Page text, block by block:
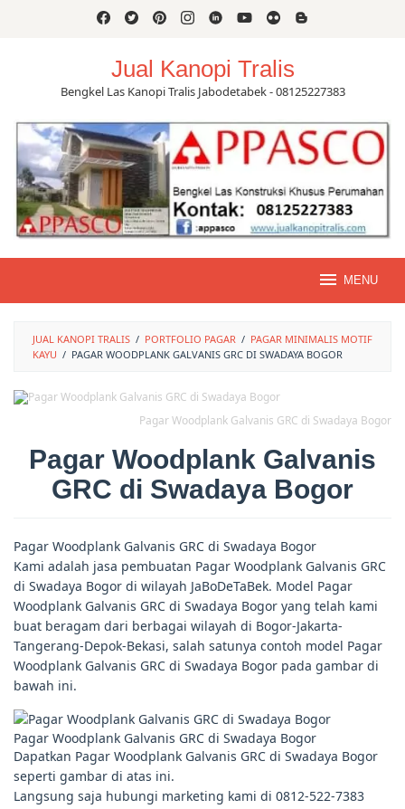
Jual Kanopi Tralis
Bengkel Las Kanopi Tralis Jabodetabek - 08125227383
MENU
JUAL KANOPI TRALIS / PORTFOLIO PAGAR / PAGAR MINIMALIS MOTIF
KAYU / PAGAR WOODPLANK GALVANIS GRC DI SWADAYA BOGOR
Pagar Woodplank Galvanis GRC di Swadaya Bogor
Pagar Woodplank Galvanis
GRC di Swadaya Bogor
Pagar Woodplank Galvanis GRC di Swadaya Bogor
Kami adalah jasa pembuatan Pagar Woodplank Galvanis GRC
di Swadaya Bogor di wilayah JaBoDeTaBek. Model Pagar
Woodplank Galvanis GRC di Swadaya Bogor yang telah kami
buat beragam dari berbagai wilayah di Bogor-Jakarta-
Tangerang-Depok-Bekasi, salah satunya contoh model Pagar
Woodplank Galvanis GRC di Swadaya Bogor pada gambar di
bawah ini.
Pagar Woodplank Galvanis GRC di Swadaya Bogor
Dapatkan Pagar Woodplank Galvanis GRC di Swadaya Bogor
seperti gambar di atas ini.
Langsung saja hubungi marketing kami di 0812-522-7383